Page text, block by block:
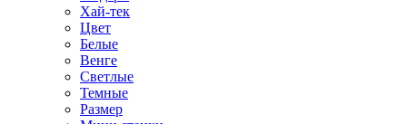
Хай-тек
Цвет
Белые
Венге
Светлые
Темные
Размер